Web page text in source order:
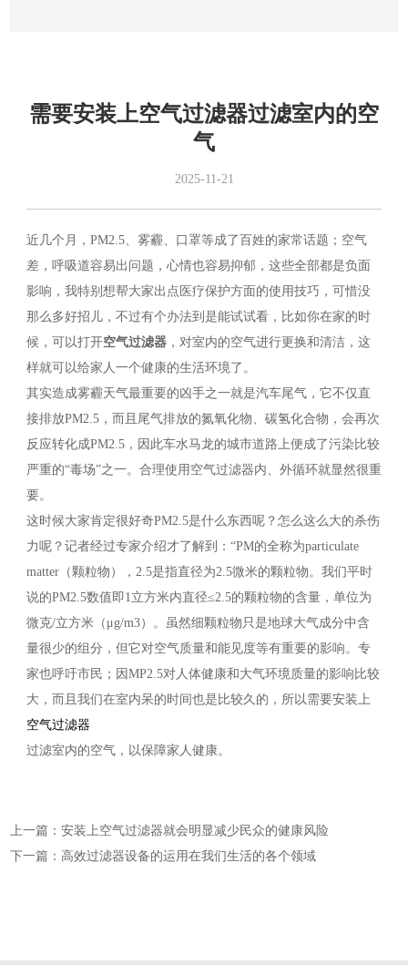
需要安装上空气过滤器过滤室内的空
气
2025-11-21
近几个月，PM2.5、雾霾、口罩等成了百姓的家常话题；空气
差，呼吸道容易出问题，心情也容易抑郁，这些全部都是负面
影响，我特别想帮大家出点医疗保护方面的使用技巧，可惜没
那么多好招儿，不过有个办法到是能试试看，比如你在家的时
候，可以打开空气过滤器，对室内的空气进行更换和清洁，这
样就可以给家人一个健康的生活环境了。
其实造成雾霾天气最重要的凶手之一就是汽车尾气，它不仅直
接排放PM2.5，而且尾气排放的氮氧化物、碳氢化合物，会再次
反应转化成PM2.5，因此车水马龙的城市道路上便成了污染比较
严重的“毒场”之一。合理使用空气过滤器内、外循环就显然很重
要。
这时候大家肯定很好奇PM2.5是什么东西呢？怎么这么大的杀伤
力呢？记者经过专家介绍才了解到：“PM的全称为particulate
matter（颗粒物），2.5是指直径为2.5微米的颗粒物。我们平时
说的PM2.5数值即1立方米内直径≤2.5的颗粒物的含量，单位为
微克/立方米（μg/m3）。虽然细颗粒物只是地球大气成分中含
量很少的组分，但它对空气质量和能见度等有重要的影响。专
家也呼吁市民；因MP2.5对人体健康和大气环境质量的影响比较
大，而且我们在室内呆的时间也是比较久的，所以需要安装上
空气过滤器
过滤室内的空气，以保障家人健康。
上一篇：安装上空气过滤器就会明显减少民众的健康风险
下一篇：高效过滤器设备的运用在我们生活的各个领域